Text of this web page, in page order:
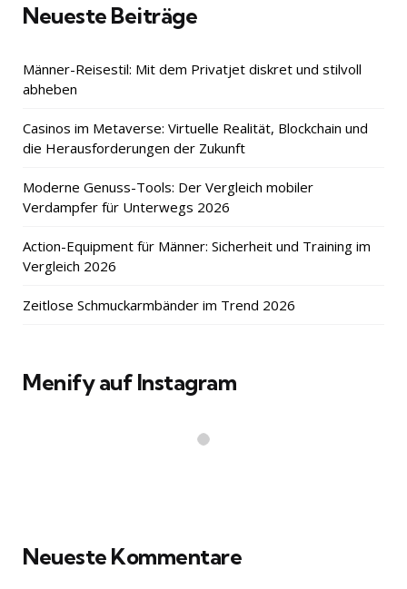
Neueste Beiträge
Männer-Reisestil: Mit dem Privatjet diskret und stilvoll
abheben
Casinos im Metaverse: Virtuelle Realität, Blockchain und
die Herausforderungen der Zukunft
Moderne Genuss-Tools: Der Vergleich mobiler
Verdampfer für Unterwegs 2026
Action-Equipment für Männer: Sicherheit und Training im
Vergleich 2026
Zeitlose Schmuckarmbänder im Trend 2026
Menify auf Instagram
Neueste Kommentare